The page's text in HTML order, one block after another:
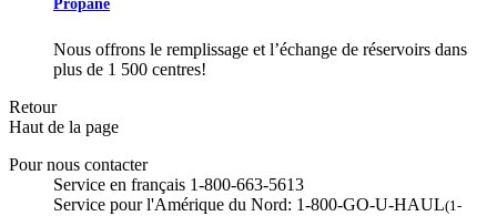
Nous offrons le remplissage et l’échange de réservoirs dans
plus de 1 500 centres!
Retour
Haut de la page
Pour nous contacter
Service en français 1-800-663-5613
Service pour l'Amérique du Nord: 1-800-GO-U-HAUL(1-